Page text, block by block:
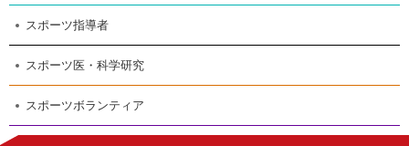
スポーツ指導者
スポーツ医・科学研究
スポーツボランティア